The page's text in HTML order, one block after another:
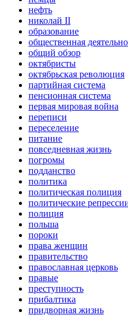
нефть
николай II
образование
общественная
общий обзор
октябристы
октябрьская революция
партийная система
пенсионная система
первая мировая война
переписи
переселение
питание
повседневная жизнь
погромы
подданство
политика
политическая полиция
политические
полиция
польша
пороки
права женщин
правительство
православная церковь
правые
преступность
прибалтика
придворная жизнь